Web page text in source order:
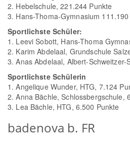
2. Hebelschule, 221.244 Punkte
3. Hans-Thoma-Gymnasium
Sportlichste Schüler:
1. Leevi Sobott, Hans-Thoma
2. Karim Abdelaal, Grundschule
3. Anas Abdelaal, Albert-Schweitzer-
Sportlichste Schülerin
1. Angelique Wunder, HTG, 7.124
2. Anna Bächle, Schlossbergschule,
3. Lea Bächle, HTG, 6.500 Punkte
badenova b. FR